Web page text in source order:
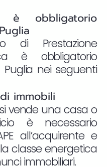
è obbligatorio
di Prestazione
è obbligatorio
nei seguenti
immobili
vende una casa o
è necessario
all’acquirente e
classe energetica
immobiliari.